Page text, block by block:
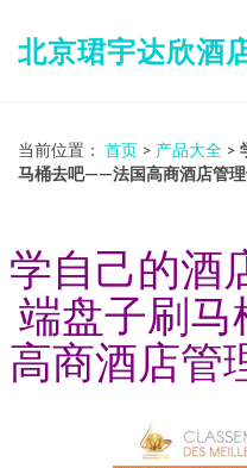
北京珺宇达欣酒
当前位置： 首页 > 产品大全 >
马桶去吧——法国高商酒店管
学自己的酒
端盘子刷
高商酒店管